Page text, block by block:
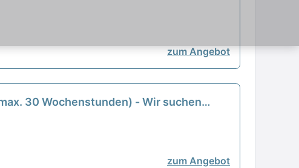
zum Angebot
30 Wochenstunden) - Wir suchen
zum Angebot